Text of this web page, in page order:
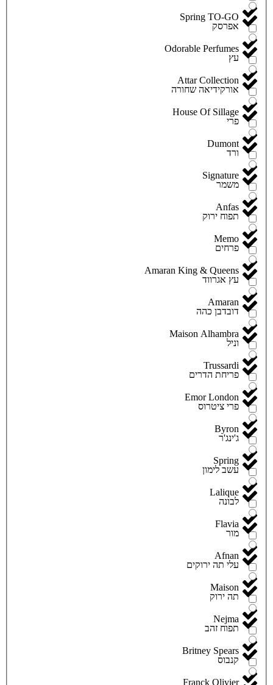
Spring TO-GO
Odorable Perfumes
Attar Collection
House Of Sillage
Dumont
Signature
Anfas
Memo
Amaran King & Queens
Amaran
Maison Alhambra
Trussardi
Emor London
Byron
Spring
Lalique
Flavia
Afnan
Maison
Nejma
Britney Spears
Franck Olivier
אפרסק
עץ
אורקידיאה שחורה
פרי
ורד
משמר
תפוח ירוק
פרחים
עץ אגרווד
דובדבן כהה
וניל
פריחת הדרים
פרי ציטרוס
ג'ינג'ר
עשב לימון
לבונה
מור
עלי תה ירוקים
תה ירוק
תפוח זהב
קנבוס